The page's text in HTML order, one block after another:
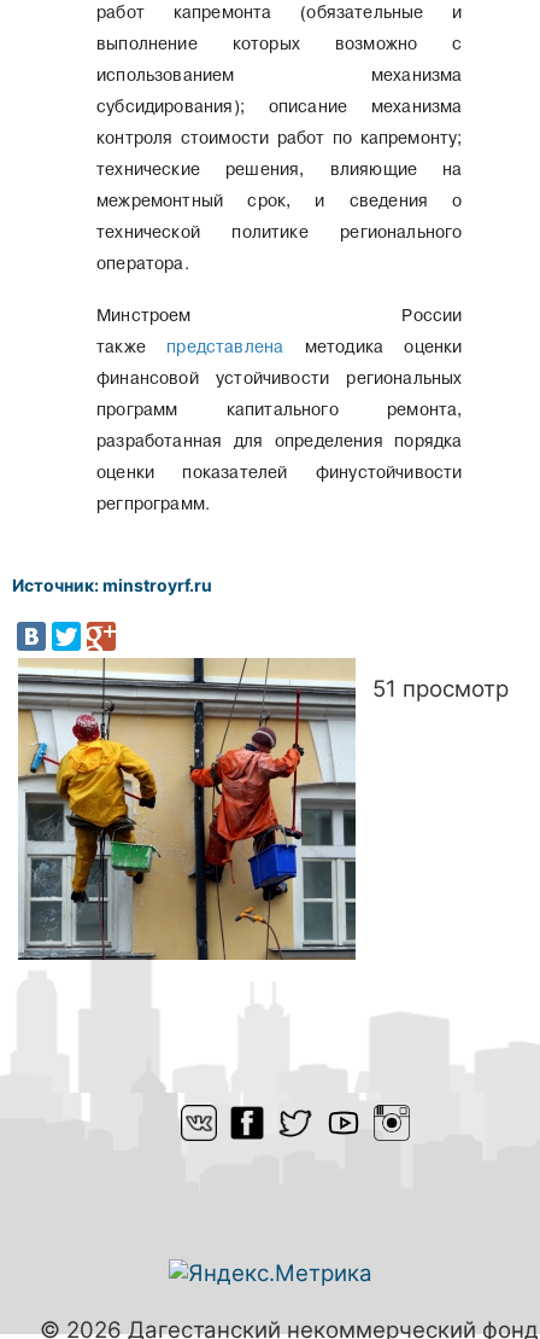
работ капремонта (обязательные и
выполнение которых возможно с
использованием механизма
субсидирования); описание механизма
контроля стоимости работ по капремонту;
технические решения, влияющие на
межремонтный срок, и сведения о
технической политике регионального
оператора.
Минстроем России
также представлена методика оценки
финансовой устойчивости региональных
программ капитального ремонта,
разработанная для определения порядка
оценки показателей финустойчивости
регпрограмм.
Источник: minstroyrf.ru
51 просмотр
© 2026 Дагестанский некоммерческий фонд